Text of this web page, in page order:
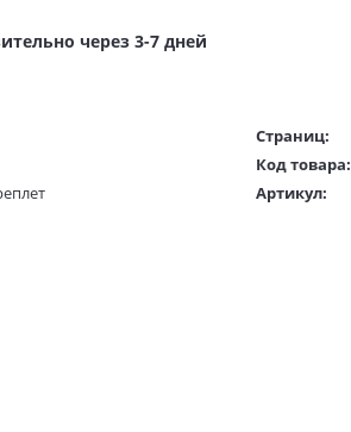
через 3-7 дней
Страниц:
Код товара:
Артикул: